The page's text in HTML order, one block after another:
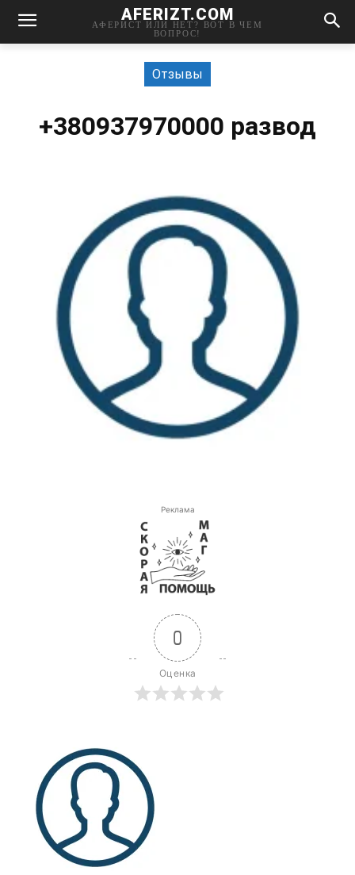
AFERIZT.COM
АФЕРИСТ ИЛИ НЕТ? ВОТ В ЧЕМ
ВОПРОС!
Отзывы
+380937970000 развод
Реклама
0
Оценка